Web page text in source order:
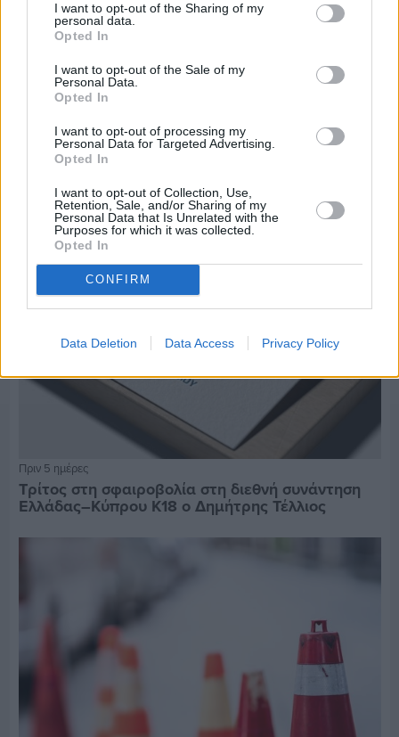
I want to opt-out of the Sharing of my
personal data.
Opted In
I want to opt-out of the Sale of my
Personal Data.
Opted In
I want to opt-out of processing my
Personal Data for Targeted Advertising.
Opted In
I want to opt-out of Collection, Use,
Retention, Sale, and/or Sharing of my
Personal Data that Is Unrelated with the
Purposes for which it was collected.
Opted In
CONFIRM
Data Deletion Data Access Privacy Policy
Μία μικρή αλλά αναγκαία ανάπαυλα για την
ομάδα του «Πολίτη»
Πριν 5 ημέρες
Τρίτος στη σφαιροβολία στη διεθνή συνάντηση
Ελλάδας–Κύπρου Κ18 ο Δημήτρης Τέλλιος